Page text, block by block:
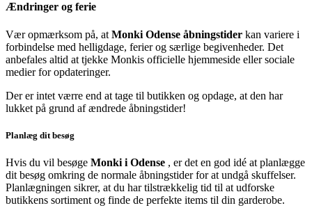
Ændringer og ferie
Vær opmærksom på, at Monki Odense åbningstider kan variere i
forbindelse med helligdage, ferier og særlige begivenheder. Det
anbefales altid at tjekke Monkis officielle hjemmeside eller sociale
medier for opdateringer.
Der er intet værre end at tage til butikken og opdage, at den har
lukket på grund af ændrede åbningstider!
Planlæg dit besøg
Hvis du vil besøge Monki i Odense , er det en god idé at planlægge
dit besøg omkring de normale åbningstider for at undgå skuffelser.
Planlægningen sikrer, at du har tilstrækkelig tid til at udforske
butikkens sortiment og finde de perfekte items til din garderobe.